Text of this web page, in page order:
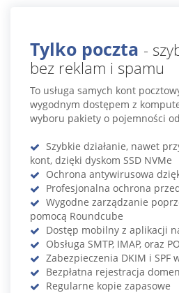
Tylko poczta -
bez reklam i spamu
To usługa samych kont
wygodnym dostępem z
wyboru pakiety o pojemności od
Szybkie działanie, nawet
kont, dzięki dyskom SSD NVMe
Ochrona antywirusowa
Profesjonalna ochrona
Wygodne zarządzanie
pomocą Roundcube
Dostęp mobilny z aplikacji
Obsługa SMTP, IMAP, oraz
Zabezpieczenia DKIM i SPF
Bezpłatna rejestracja
Regularne kopie zapasowe